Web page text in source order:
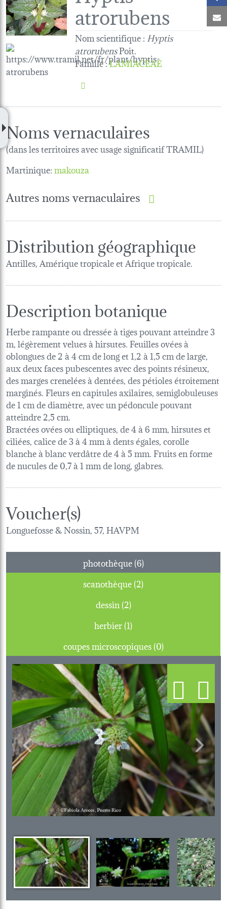
atrorubens
Nom scientifique : Hyptis
atrorubensPoit.
Famille:LAMIACEAE
Noms vernaculaires
(dans les territoires avec usage significatif TRAMIL)
Martinique:makouza
Autres noms vernaculaires
Distribution géographique
Antilles, Amérique tropicale et Afrique tropicale.
Description botanique
Herbe rampante ou dressée à tiges pouvant atteindre 3
m, légèrement velues à hirsutes. Feuilles ovées à
oblongues de 2 à 4 cm de long et 1,2 à 1,5 cm de large,
aux deux faces pubescentes avec des points résineux,
des marges crenelées à dentées, des pétioles étroitement
marginés. Fleurs en capitules axilaires, semiglobuleuses
de 1 cm de diamètre, avec un pédoncule pouvant
atteindre 2,5 cm.
Bractées ovées ou elliptiques, de 4 à 6 mm, hirsutes et
ciliées, calice de 3 à 4 mm à dents égales, corolle
blanche à blanc verdâtre de 4 à 5 mm. Fruits en forme
de nucules de 0,7 à 1 mm de long, glabres.
Voucher(s)
Longuefosse & Nossin, 57, HAVPM
photothèque (6)
scanothèque (2)
dessin (2)
herbier (1)
coupes microscopiques (0)
Previous Next